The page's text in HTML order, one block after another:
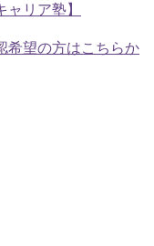
リア塾】
希望の方はこちらか